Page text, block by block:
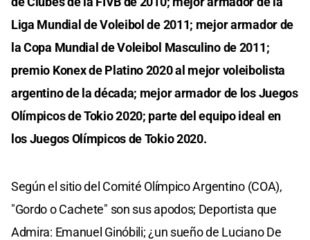
Liga Mundial de Voleibol de 2011; mejor armador de
la Copa Mundial de Voleibol Masculino de 2011;
premio Konex de Platino 2020 al mejor voleibolista
argentino de la década; mejor armador de los Juegos
Olímpicos de Tokio 2020; parte del equipo ideal en
los Juegos Olímpicos de Tokio 2020.
Según el sitio del Comité Olímpico Argentino (COA),
"Gordo o Cachete" son sus apodos; Deportista que
Admira: Emanuel Ginóbili; ¿un sueño de Luciano De